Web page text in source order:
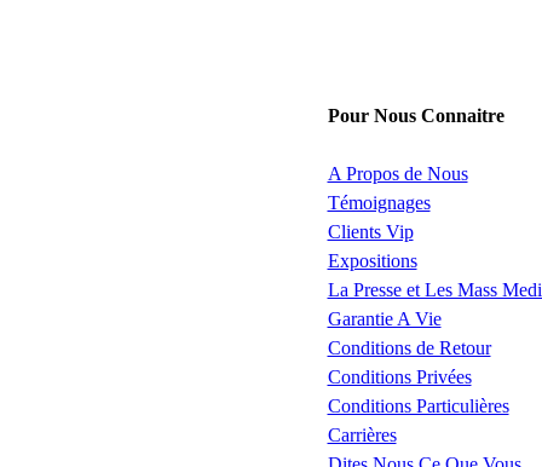
Pour Nous Connaitre
A Propos de Nous
Témoignages
Clients Vip
Expositions
La Presse et Les Mass
Garantie A Vie
Conditions de Retour
Conditions Privées
Conditions Particulières
Carrières